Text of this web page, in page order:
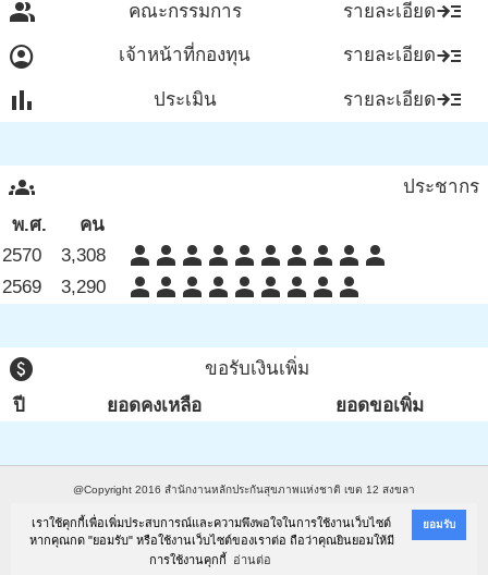
เราใช้คุกกี้เพื่อเพิ่มประสบการณ์และความพึงพอใจในการใช้งานเว็บไซต์
หากคุณกด "ยอมรับ" หรือใช้งานเว็บไซต์ของเราต่อ ถือว่าคุณยินยอมให้มี
การใช้งานคุกกี้
อ่านต่อ
ยอมรับ
group
คณะกรรมการ รายละเอียดread_more
account_circle
เจ้าหน้าที่กองทุน รายละเอียดread_more
bar_chart
ประเมิน รายละเอียดread_more
groups
ประชากร
พ.ศ.
คน
2570
3,308 person person person person person person person person person person
2569 3,290 person person person person person person person person person
paid
ขอรับเงินเพิ่ม
ปี
ยอดคงเหลือ ยอดขอเพิ่ม
@Copyright 2016 สำนักงานหลักประกันสุขภาพแห่งชาติ เขต 12 สงขลา
อาคารสยามนครินทร์ คอมเพล็กซ์ (ชั้น ๓) ๔๘๘/๘๘ ถนนเพชรเกษม อำเภอหาดใหญ่ จังหวัดสงขลา
๙๐๑๑๐ โทรศัพท์ ๐ ๗๔๒๓ ๓๘๘๘ โทรสาร ๐ ๗๔๒๓ ๕๔๙๔
M&E Health Promotion Consult, Co.,Ltd.